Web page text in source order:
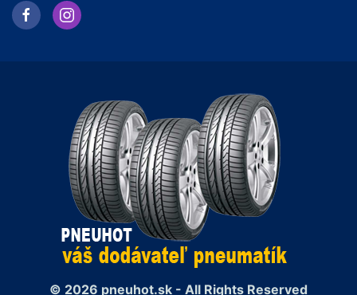
© 2026 pneuhot.sk - All Rights Reserved